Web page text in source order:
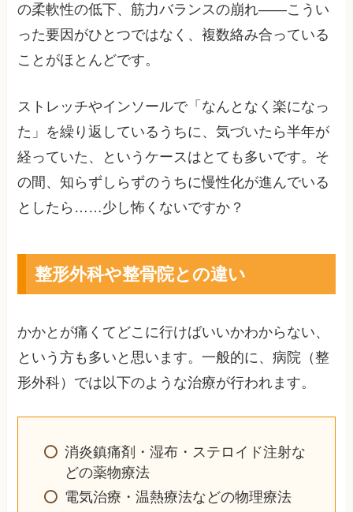
の柔軟性の低下、筋力バランスの崩れ——こうい
った要因がひとつではなく、複数絡み合っている
ことがほとんどです。
ストレッチやインソールで「なんとなく楽になっ
た」を繰り返しているうちに、気づいたら半年が
経っていた、というケースはとても多いです。そ
の間、知らずしらずのうちに慢性化が進んでいる
としたら……少し怖くないですか？
整形外科や整骨院との違い
かかとが痛くてどこに行けばいいかわからない、
という方も多いと思います。一般的に、病院（整
形外科）では以下のような治療が行われます。
消炎鎮痛剤・湿布・ステロイド注射な
どの薬物療法
電気治療・温熱療法などの物理療法